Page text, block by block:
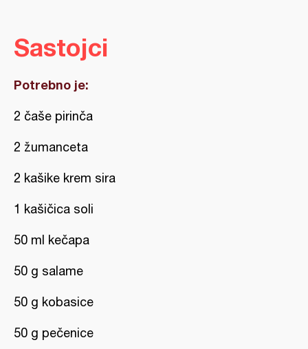
Sastojci
Potrebno je:
2 čaše pirinča
2 žumanceta
2 kašike krem sira
1 kašičica soli
50 ml kečapa
50 g salame
50 g kobasice
50 g pečenice